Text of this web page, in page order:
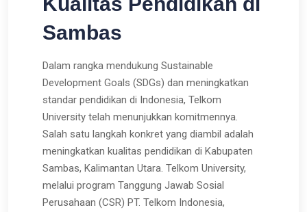
Sambas
Dalam rangka mendukung Sustainable
Development Goals (SDGs) dan meningkatkan
standar pendidikan di Indonesia, Telkom
University telah menunjukkan komitmennya.
Salah satu langkah konkret yang diambil adalah
meningkatkan kualitas pendidikan di Kabupaten
Sambas, Kalimantan Utara. Telkom University,
melalui program Tanggung Jawab Sosial
Perusahaan (CSR) PT. Telkom Indonesia,